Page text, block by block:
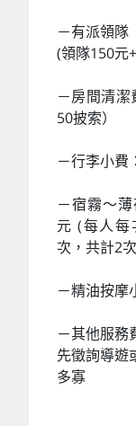
－有派領隊
(領隊150元
－房間清
50披索）
－行李小費
－宿霧～
元 (每人每
次，共計2
－精油按摩
－其他服務
先徵詢導遊
多寡